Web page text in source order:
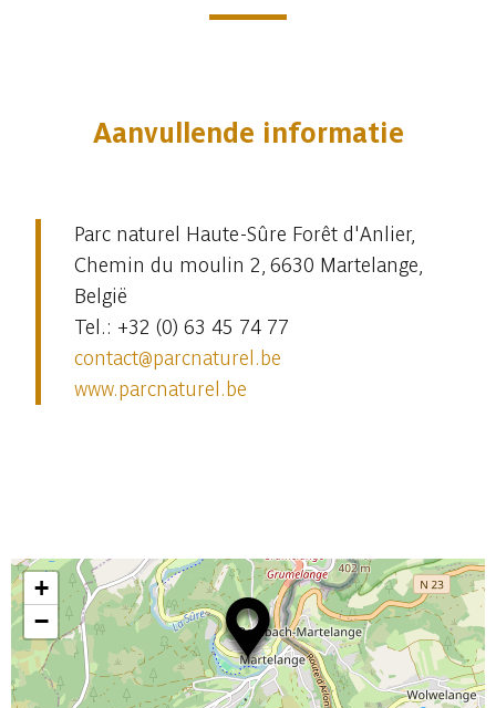
Aanvullende informatie
Parc naturel Haute-Sûre Forêt d'Anlier,
Chemin du moulin 2, 6630 Martelange,
België
Tel.: +32 (0) 63 45 74 77
contact@parcnaturel.be
www.parcnaturel.be
+
−